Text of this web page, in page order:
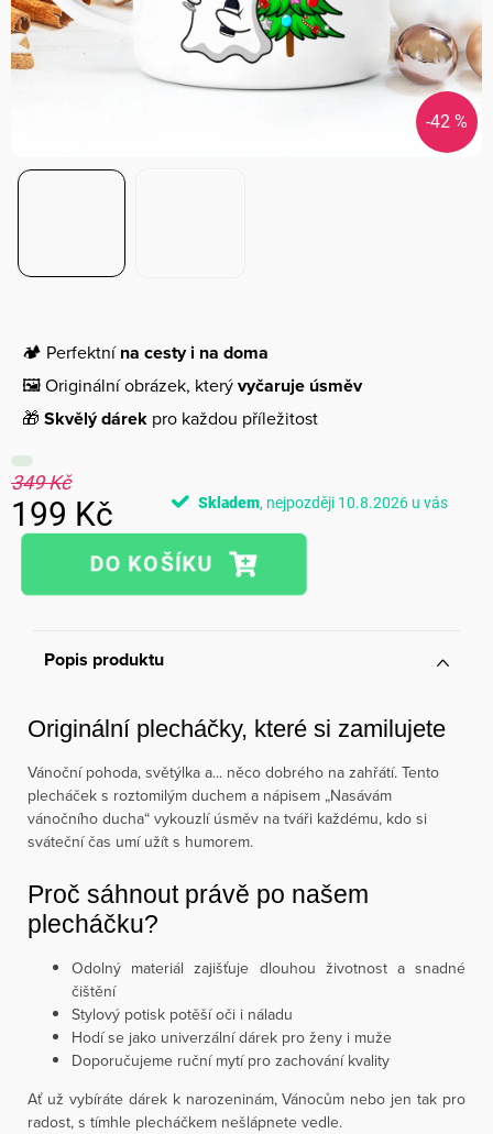
-42 %
🏕️ Perfektnína cesty i na doma
🖼️ Originální obrázek, kterývyčaruje úsměv
🎁 Skvělý dárek pro každou příležitost
349 Kč
199 Kč
Měrná
Skladem 10.8.2026
Popis produktu
Originální plecháčky, které si zamilujete
Vánoční pohoda, světýlka a... něco dobrého na zahřátí. Tento
plecháček s roztomilým duchem a nápisem „Nasávám
vánočního ducha“ vykouzlí úsměv na tváři každému, kdo si
sváteční čas umí užít s humorem.
Proč sáhnout právě po našem
plecháčku?
Odolný materiál zajišťuje dlouhou životnost a snadné
čištění
Stylový potisk potěší oči i náladu
Hodí se jako univerzální dárek pro ženy i muže
Doporučujeme ruční mytí pro zachování kvality
Ať už vybíráte dárek k narozeninám, Vánocům nebo jen tak pro
radost, s tímhle plecháčkem nešlápnete vedle.